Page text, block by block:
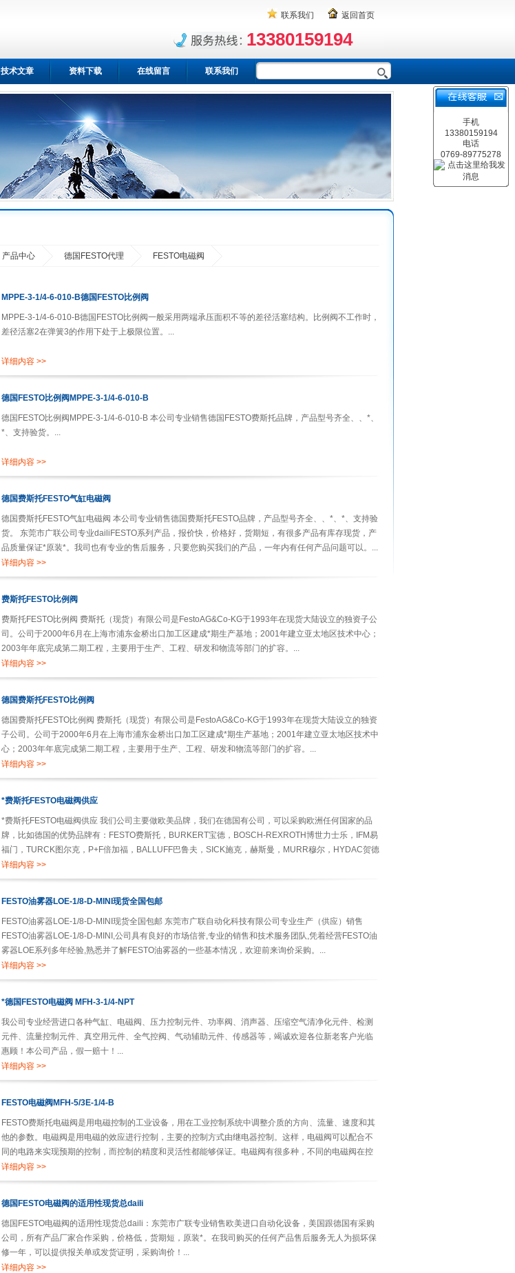
联系我们 返回首页
13380159194
技术文章 资料下载 在线留言 联系我们
产品中心 德国FESTO代理 FESTO电磁阀
MPPE-3-1/4-6-010-B德国FESTO比例阀
MPPE-3-1/4-6-010-B德国FESTO比例阀一般采用两端承压面积不等的差径活塞结构。比例阀不工作时，
差径活塞2在弹簧3的作用下处于上极限位置。...
详细内容 >>
德国FESTO比例阀MPPE-3-1/4-6-010-B
德国FESTO比例阀MPPE-3-1/4-6-010-B 本公司专业销售德国FESTO费斯托品牌，产品型号齐全、、*、
*、支持验货。...
详细内容 >>
德国费斯托FESTO气缸电磁阀
德国费斯托FESTO气缸电磁阀 本公司专业销售德国费斯托FESTO品牌，产品型号齐全、、*、*、支持验
货。 东莞市广联公司专业dailiFESTO系列产品，报价快，价格好，货期短，有很多产品有库存现货，产
品质量保证*原装*。我司也有专业的售后服务，只要您购买我们的产品，一年内有任何产品问题可以。...
详细内容 >>
费斯托FESTO比例阀
费斯托FESTO比例阀 费斯托（现货）有限公司是FestoAG&Co-KG于1993年在现货大陆设立的独资子公
司。公司于2000年6月在上海市浦东金桥出口加工区建成*期生产基地；2001年建立亚太地区技术中心；
2003年年底完成第二期工程，主要用于生产、工程、研发和物流等部门的扩容。...
详细内容 >>
德国费斯托FESTO比例阀
德国费斯托FESTO比例阀 费斯托（现货）有限公司是FestoAG&Co-KG于1993年在现货大陆设立的独资
子公司。公司于2000年6月在上海市浦东金桥出口加工区建成*期生产基地；2001年建立亚太地区技术中
心；2003年年底完成第二期工程，主要用于生产、工程、研发和物流等部门的扩容。...
详细内容 >>
*费斯托FESTO电磁阀供应
*费斯托FESTO电磁阀供应 我们公司主要做欧美品牌，我们在德国有公司，可以采购欧洲任何国家的品
牌，比如德国的优势品牌有：FESTO费斯托，BURKERT宝德，BOSCH-REXROTH博世力士乐，IFM易
福门，TURCK图尔克，P+F倍加福，BALLUFF巴鲁夫，SICK施克，赫斯曼，MURR穆尔，HYDAC贺德
克，GSR，E+H，PILZ皮尔兹，HAWE哈威等等。...
详细内容 >>
FESTO油雾器LOE-1/8-D-MINI现货全国包邮
FESTO油雾器LOE-1/8-D-MINI现货全国包邮 东莞市广联自动化科技有限公司专业生产（供应）销售
FESTO油雾器LOE-1/8-D-MINI,公司具有良好的市场信誉,专业的销售和技术服务团队,凭着经营FESTO油
雾器LOE系列多年经验,熟悉并了解FESTO油雾器的一些基本情况，欢迎前来询价采购。...
详细内容 >>
*德国FESTO电磁阀 MFH-3-1/4-NPT
我公司专业经营进口各种气缸、电磁阀、压力控制元件、功率阀、消声器、压缩空气清净化元件、检测
元件、流量控制元件、真空用元件、全气控阀、气动辅助元件、传感器等，竭诚欢迎各位新老客户光临
惠顾！本公司产品，假一赔十！...
详细内容 >>
FESTO电磁阀MFH-5/3E-1/4-B
FESTO费斯托电磁阀是用电磁控制的工业设备，用在工业控制系统中调整介质的方向、流量、速度和其
他的参数。电磁阀是用电磁的效应进行控制，主要的控制方式由继电器控制。这样，电磁阀可以配合不
同的电路来实现预期的控制，而控制的精度和灵活性都能够保证。电磁阀有很多种，不同的电磁阀在控
制系统的不同位置发挥作用，Z常用的是单向阀、安全阀、方向控制阀、速度调节阀等。...
详细内容 >>
德国FESTO电磁阀的适用性现货总daili
德国FESTO电磁阀的适用性现货总daili：东莞市广联专业销售欧美进口自动化设备，美国跟德国有采购
公司，所有产品厂家合作采购，价格低，货期短，原装*。在我司购买的任何产品售后服务无人为损坏保
修一年，可以提供报关单或发货证明，采购询价！...
详细内容 >>
手机
13380159194
电话
0769-89775278